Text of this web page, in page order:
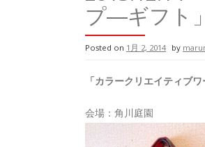
プ―ギフト」
Posted on 1月 2, 2014 by
「カラークリエイティブ
会場：角川庭園